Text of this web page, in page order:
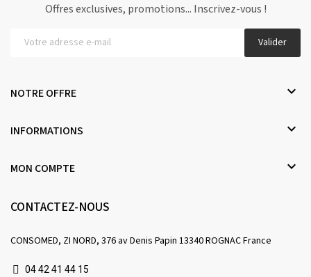
Offres exclusives, promotions... Inscrivez-vous !
Valider
NOTRE OFFRE 
INFORMATIONS 
MON COMPTE 
CONTACTEZ-NOUS
CONSOMED, ZI NORD, 376 av Denis Papin 13340 ROGNAC France
04 42 41 44 15